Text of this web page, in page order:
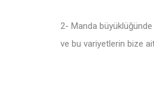
2- Manda
ve bu variyetlerin bize